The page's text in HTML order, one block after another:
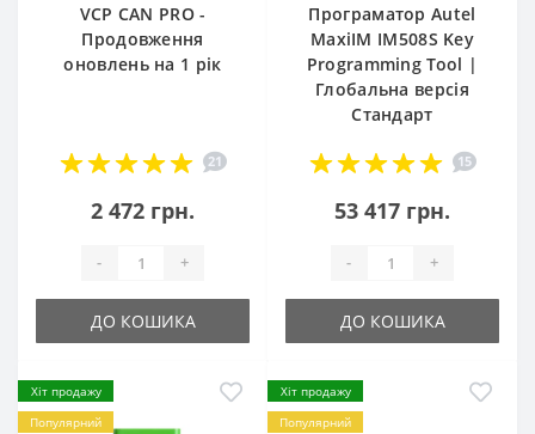
VCP CAN PRO -
Продовження
оновлень на 1 рік
21
2 472 грн.
- +
ДО КОШИКА
Програматор Autel
MaxiIM IM508S Key
Programming Tool |
Глобальна версія
Стандарт
15
53 417 грн.
- +
ДО КОШИКА
Хіт продажу
Популярний
Хіт продажу
Популярний